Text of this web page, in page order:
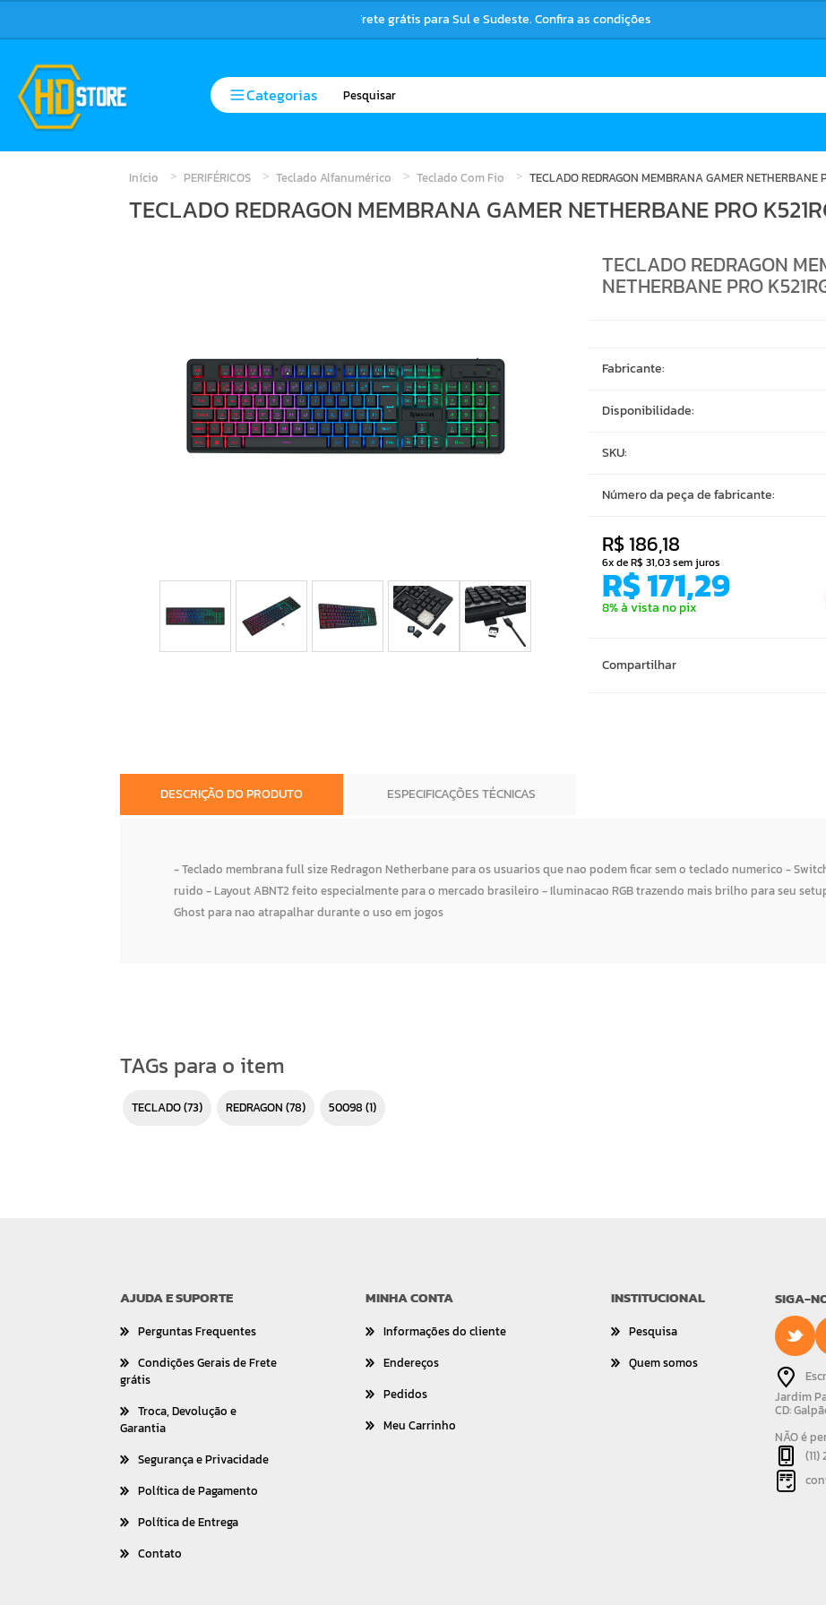
Frete grátis para Sul e Sudeste. Confira as condições
Categorias
Início PERIFÉRICOS Teclado Alfanumérico Teclado Com Fio TECLADO REDRAGON MEMBRANA GAMER NETHERBANE
TECLADO REDRAGON MEMBRANA GAMER NETHERBANE PRO
TECLADO REDRAGON
NETHERBANE PRO
Fabricante:
Disponibilidade:
SKU:
Número da peça de fabricante:
R$ 186,18
6x de R$ 31,03 sem juros
R$ 171,29
8% à vista no pix
Compartilhar
DESCRIÇÃO DO PRODUTO ESPECIFICAÇÕES TÉCNICAS
- Teclado membrana full size Redragon Netherbane para os usuarios que nao podem ficar sem o teclado numerico -
ruido - Layout ABNT2 feito especialmente para o mercado brasileiro - Iluminacao RGB trazendo mais brilho para seu
Ghost para nao atrapalhar durante o uso em jogos
TAGs para o item
TECLADO(73) REDRAGON (78) 50098 (1)
AJUDA E SUPORTE
Perguntas Frequentes
Condições Gerais de Frete
grátis
Troca, Devolução e
Garantia
Segurança e Privacidade
Política de Pagamento
Política de Entrega
Contato
MINHA CONTA
Informações do cliente
Endereços
Pedidos
Meu Carrinho
INSTITUCIONAL
Pesquisa
Quem somos
SIGA-
Jardim
CD:
NÃO é